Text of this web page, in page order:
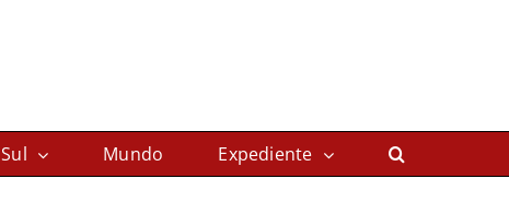
Sul Mundo Expediente